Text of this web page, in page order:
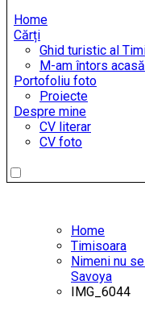
Home
Cărți
Ghid turistic al
M-am întors acasă
Portofoliu foto
Proiecte
Despre mine
CV literar
CV foto
Home
Timisoara
Nimeni nu
Savoya
IMG_6044